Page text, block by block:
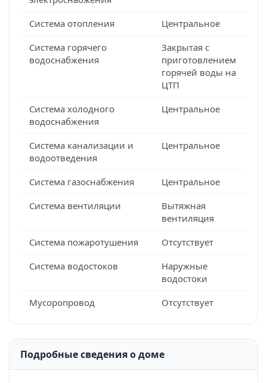
Система отопления
Центральное
Система горячего
водоснабжения
Закрытая с
приготовлением
горячей воды на
ЦТП
Система холодного
водоснабжения
Центральное
Система канализации и
водоотведения
Центральное
Система газоснабжения
Центральное
Система вентиляции
Вытяжная
вентиляция
Система пожаротушения
Отсутствует
Система водостоков
Наружные
водостоки
Мусоропровод
Отсутствует
Подробные сведения о доме